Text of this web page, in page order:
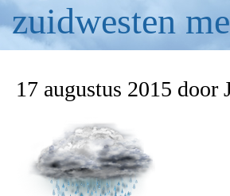
zuidwesten
17 augustus 2015 door